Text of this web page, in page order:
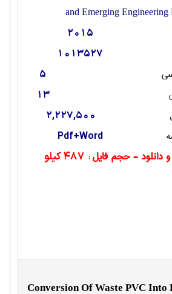
and Emerging Engineering
2015
1013527
5
13
2,227,500
Pdf+Word
دانلود - حجم فایل :
487 کیلو
Conversion Of Waste PVC Into